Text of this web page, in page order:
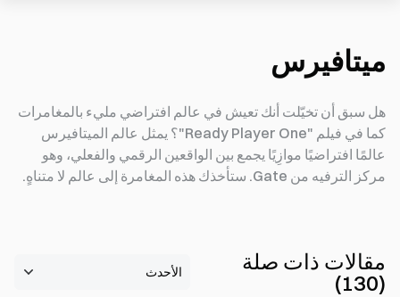
ميتافيرس
هل سبق أن تخيّلت أنك تعيش في عالم افتراضي مليء بالمغامرات
كما في فيلم "Ready Player One"؟ يمثل عالم الميتافيرس
عالمًا افتراضيًا موازِيًا يجمع بين الواقعين الرقمي والفعلي، وهو
مركز الترفيه من Gate. ستأخذك هذه المغامرة إلى عالم لا متناهٍ.
مقالات ذات صلة
(
130
)